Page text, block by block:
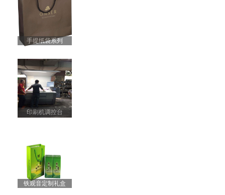
手提纸袋系列
印刷机调控台
铁观音定制礼盒